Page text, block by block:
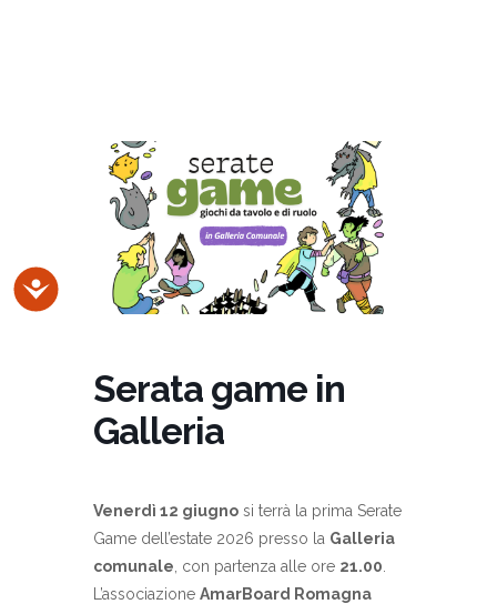
Accessibilità
Serata game in
Galleria
Venerdì 12 giugno si terrà la prima Serate
Game dell’estate 2026 presso la Galleria
comunale , con partenza alle ore 21.00
L’associazione AmarBoard Romagna